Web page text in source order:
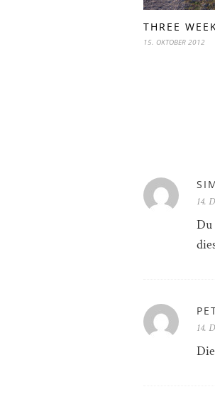
THREE
15. OKTOBER 2012
14.
Du
14.